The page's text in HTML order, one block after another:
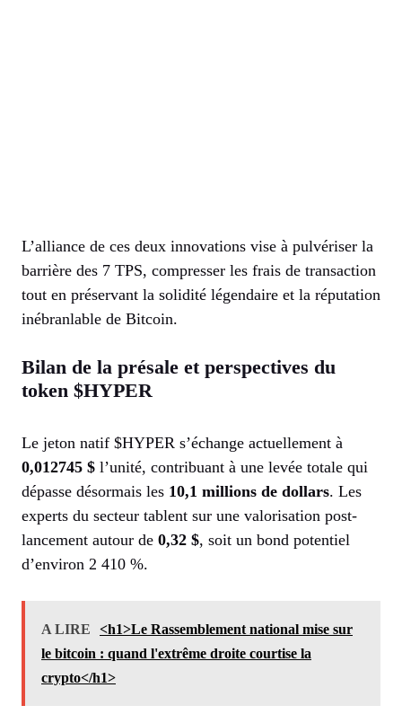
L’alliance de ces deux innovations vise à pulvériser la
barrière des 7 TPS, compresser les frais de transaction
tout en préservant la solidité légendaire et la réputation
inébranlable de Bitcoin.
Bilan de la présale et perspectives du
token $HYPER
Le jeton natif $HYPER s’échange actuellement à
0,012745 $ l’unité, contribuant à une levée totale qui
dépasse désormais les 10,1 millions de dollars. Les
experts du secteur tablent sur une valorisation post-
lancement autour de 0,32 $, soit un bond potentiel
d’environ 2 410 %.
A LIRE
<h1>Le Rassemblement national mise sur
le bitcoin : quand l'extrême droite courtise la
crypto</h1>